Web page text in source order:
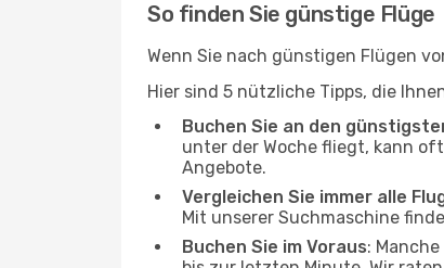
So finden Sie günstige Flüge
Wenn Sie nach günstigen Flügen
Hier sind 5 nützliche Tipps, die
Buchen Sie an den
unter der Woche fliegt, kann
Angebote.
Vergleichen Sie immer alle
Mit unserer Suchmaschine
Buchen Sie im Voraus: